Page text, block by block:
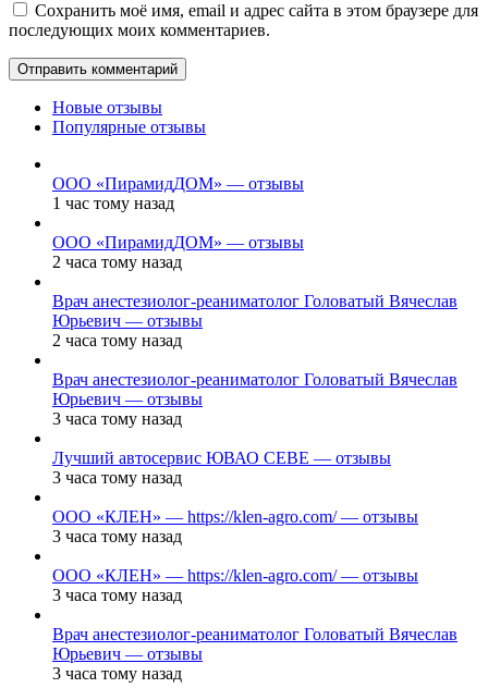
Сохранить моё имя, email и адрес сайта в этом браузере для
последующих моих комментариев.
Новые отзывы
Популярные отзывы
ООО «ПирамидДОМ» — отзывы
1 час тому назад
ООО «ПирамидДОМ» — отзывы
2 часа тому назад
Врач анестезиолог-реаниматолог Головатый Вячеслав
Юрьевич — отзывы
2 часа тому назад
Врач анестезиолог-реаниматолог Головатый Вячеслав
Юрьевич — отзывы
3 часа тому назад
Лучший автосервис ЮВАО CEBE — отзывы
3 часа тому назад
ООО «КЛЕН» — https://klen-agro.com/ — отзывы
3 часа тому назад
ООО «КЛЕН» — https://klen-agro.com/ — отзывы
3 часа тому назад
Врач анестезиолог-реаниматолог Головатый Вячеслав
Юрьевич — отзывы
3 часа тому назад